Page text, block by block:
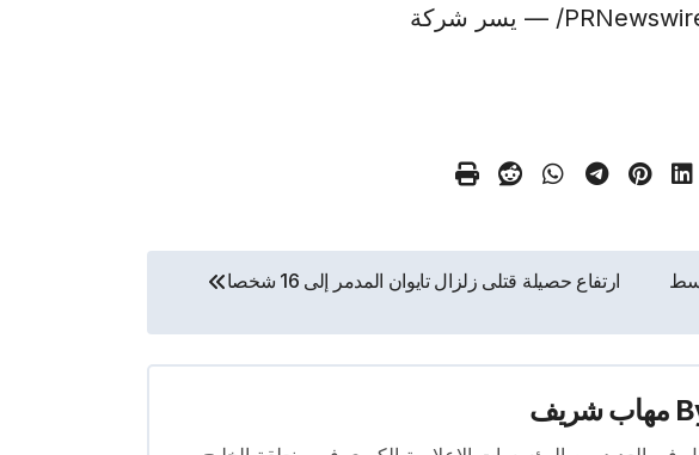
ارتفاع حصيلة قتلى زلزال تايوان المدمر إلى 16 شخصا
مهاب شريف